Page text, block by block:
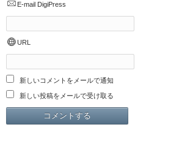
E-mail DigiPress
URL
新しいコメントをメールで通知
新しい投稿をメールで受け取る